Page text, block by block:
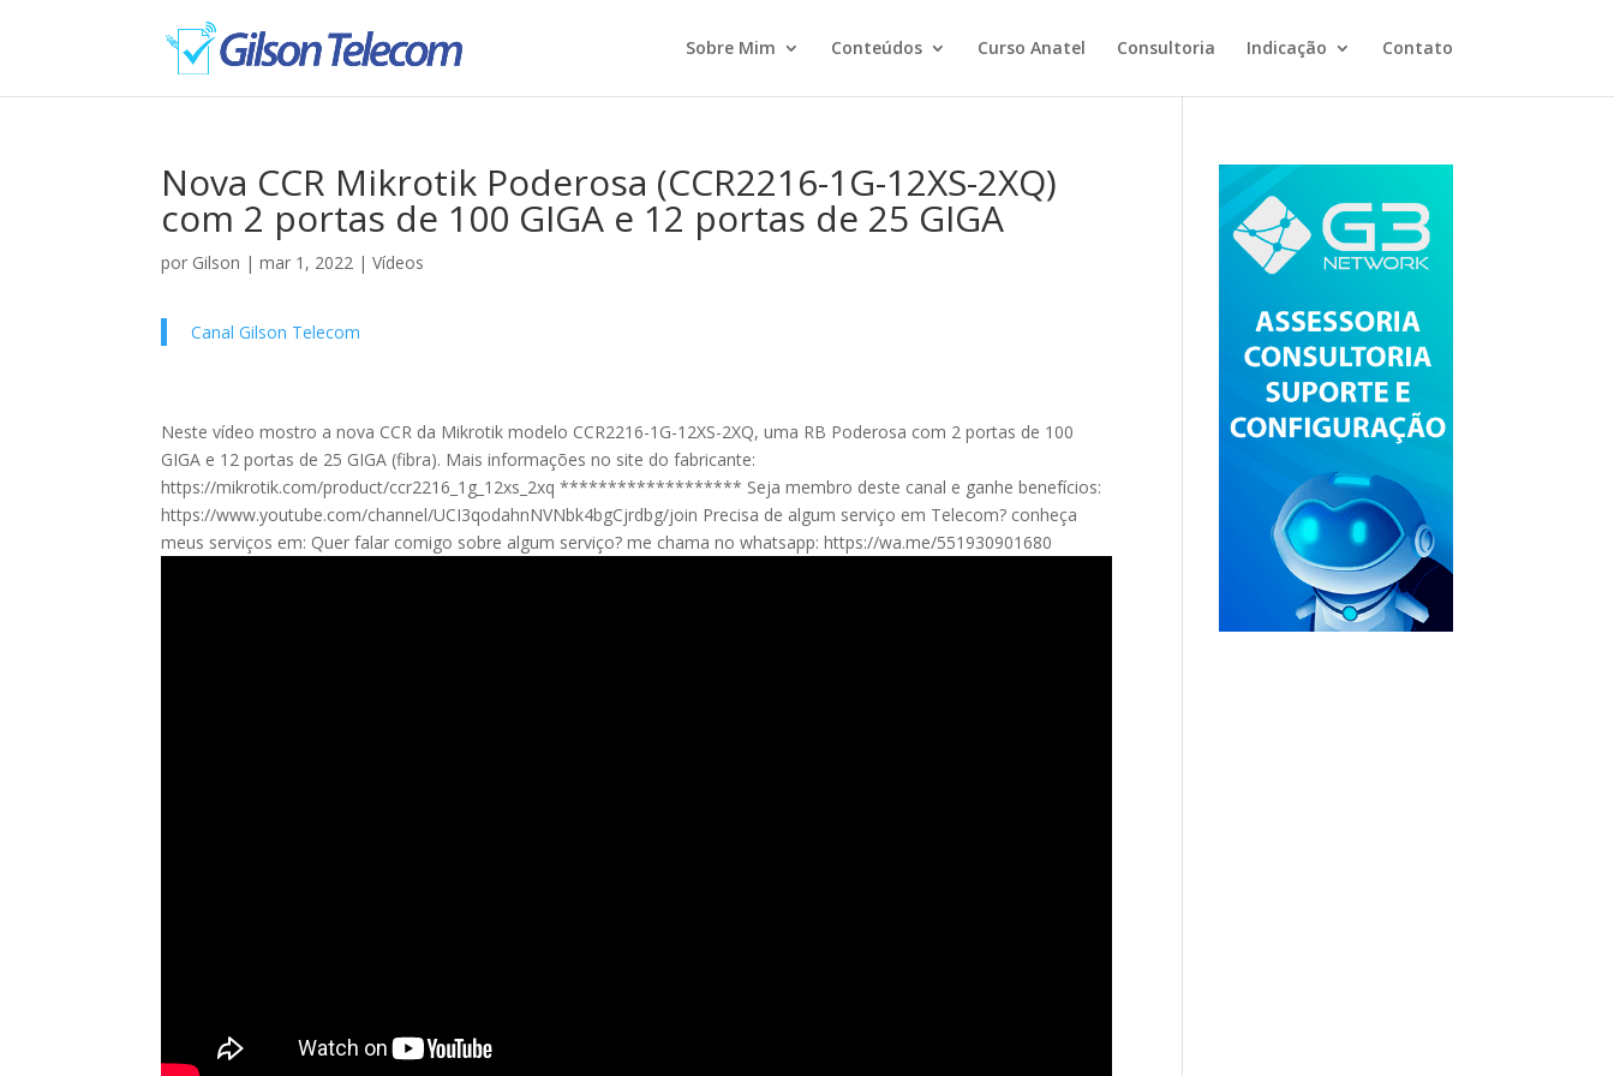
Sobre Mim Conteúdos Curso Anatel Consultoria Indicação Contato
Nova CCR Mikrotik Poderosa (CCR2216-1G-12XS-2XQ)
com 2 portas de 100 GIGA e 12 portas de 25 GIGA
por Gilson |mar 1, 2022 |Vídeos
Canal Gilson Telecom
Neste vídeo mostro a nova CCR da Mikrotik modelo CCR2216-1G-12XS-2XQ, uma RB Poderosa com 2 portas de 100
GIGA e 12 portas de 25 GIGA (fibra). Mais informações no site do fabricante:
https://mikrotik.com/product/ccr2216_1g_12xs_2xq ******************* Seja membro deste canal e ganhe benefícios:
https://www.youtube.com/channel/UCI3qodahnNVNbk4bgCjrdbg/join Precisa de algum serviço em Telecom? conheça
meus serviços em: Quer falar comigo sobre algum serviço? me chama no whatsapp: https://wa.me/551930901680